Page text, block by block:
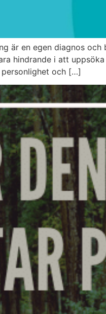
är en egen diagnos
hindrande i att
och […]